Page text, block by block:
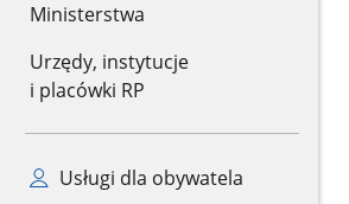
Ministerstwa
Urzędy, instytucje
i placówki RP
Usługi dla obywatela